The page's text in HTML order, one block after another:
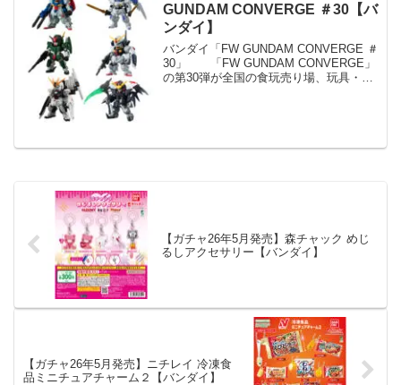
GUNDAM CONVERGE ＃30【バ
ンダイ】
バンダイ「FW GUNDAM CONVERGE ＃
30」 「FW GUNDAM CONVERGE」
の第30弾が全国の食玩売り場、玩具・雑
【ガチャ26年5月発売】森チャック めじ
るしアクセサリー【バンダイ】
【ガチャ26年5月発売】ニチレイ 冷凍食
品ミニチュアチャーム２【バンダイ】